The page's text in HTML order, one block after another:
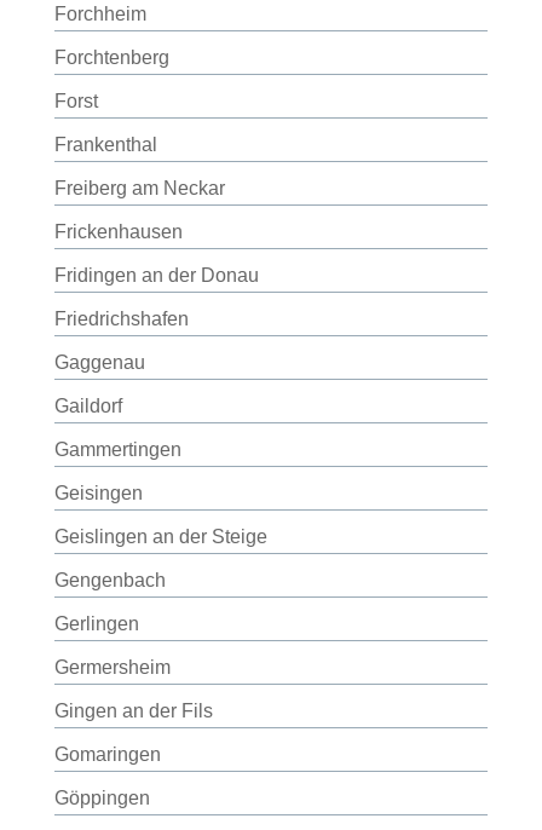
Forchheim
Forchtenberg
Forst
Frankenthal
Freiberg am Neckar
Frickenhausen
Fridingen an der Donau
Friedrichshafen
Gaggenau
Gaildorf
Gammertingen
Geisingen
Geislingen an der Steige
Gengenbach
Gerlingen
Germersheim
Gingen an der Fils
Gomaringen
Göppingen